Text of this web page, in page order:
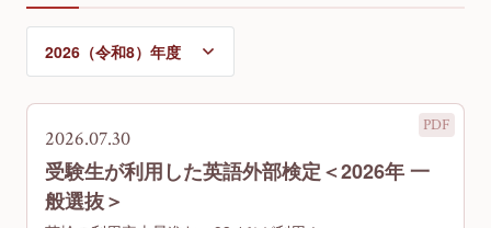
2026.07.30
受験生が利用した英語外部検定＜2026年 一
般選抜＞